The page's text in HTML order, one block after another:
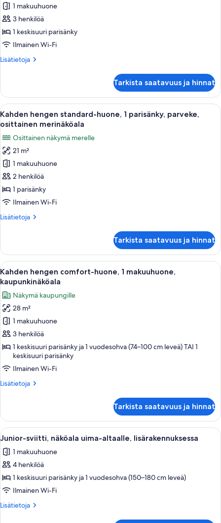
comfort-
huone,
1
keskisuuri
näköala
kuvat
1 makuuhuone
3 henkilöä
1 keskisuuri parisänky
Ilmainen Wi-Fi
Lisätietoja
Lisätietoja
comfort-
huone,
1
keskisuuri
näköala
puutarhaan,
pohjakerroksessa
Tarkista saatavuus ja hinnat
Avaa
kaikki
Kahden
hengen
standard-
huone,
1
parisänky,
osittainen
Hotellihuone, jossa on sänky,
5
Kahden hengen standard-huone, 1 parisänky, parveke,
osittainen merinäköala
Osittainen näkymä merelle
21 m²
1 makuuhuone
2 henkilöä
1 parisänky
Ilmainen Wi-Fi
Lisätietoja
Lisätietoja
standard-
huone,
1
parisänky,
parveke,
osittainen
merinäköala
Tarkista saatavuus ja hinnat
Avaa
kaikki
huonetyypin
Kahden
hengen
comfort-
huone,
1
makuuhuone,
kaupunkinäköala
kuvat
Hotellihuone, jossa on sänky,
6
Kahden hengen comfort-huone, 1 makuuhuone,
kaupunkinäköala
Näkymä kaupungille
28 m²
1 makuuhuone
3 henkilöä
1 keskisuuri parisänky ja 1 vuodesohva (74–100 cm leveä) TAI 1
keskisuuri parisänky
Ilmainen Wi-Fi
Lisätietoja
Lisätietoja
comfort-
huone,
1
kaupunkinäköala
Tarkista saatavuus ja hinnat
Avaa
kaikki
huonetyypin
Junior-
sviitti,
näköala
uima-
altaalle,
Moderni olohuone, jossa on puinen
3
Junior-sviitti, näköala uima-altaalle, lisärakennuksessa
1 makuuhuone
4 henkilöä
1 keskisuuri parisänky ja 1 vuodesohva (150–180 cm leveä)
Ilmainen Wi-Fi
Lisätietoja
Lisätietoja